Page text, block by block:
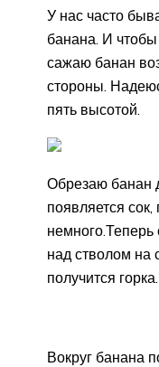
У нас часто
банана. И
сажаю банан
стороны.
пять высотой.
Обрезаю банан
появляется
над стволом на
получится горка.
Вокруг банана